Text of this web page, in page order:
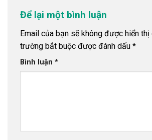
Để lại một bình luận
Email của bạn sẽ không được hiển thị
trường bắt buộc được đánh dấu *
Bình luận *